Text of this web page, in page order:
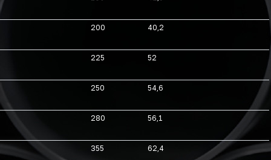
200 40,2
225 52
250 54,6
280 56,1
355 62,4